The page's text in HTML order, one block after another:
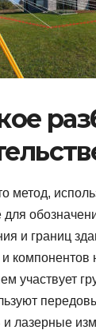
метод,
для
и границ
компонентов
участвует
и лазерные